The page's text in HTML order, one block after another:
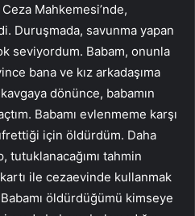
Mahkemesi’nde,
Duruşmada, savunma yapan
seviyordum. Babam, onunla
bana ve kız arkadaşıma
dönünce, babamın
Babamı evlenmeme karşı
için öldürdüm. Daha
tutuklanacağımı tahmin
ile cezaevinde kullanmak
öldürdüğümü kimseye